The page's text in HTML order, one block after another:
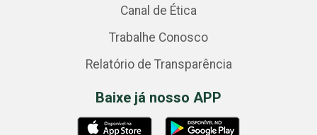
Canal de Ética
Trabalhe Conosco
Relatório de Transparência
Baixe já nosso APP